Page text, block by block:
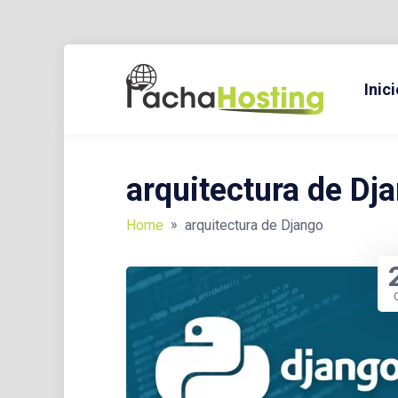
BLOG Y TUTORIALES SOBRE HOSTING, DOMINIOS,
arquitectura de
Home » arquitectura de Django